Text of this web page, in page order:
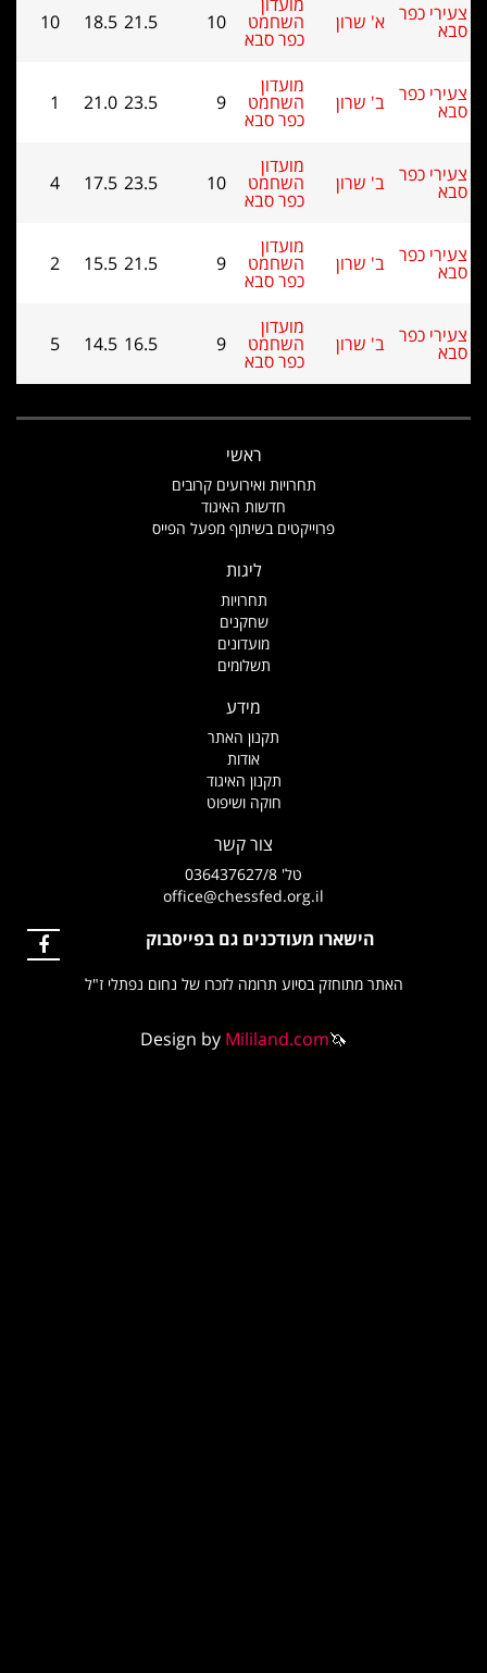
כפר א' שרון השחמט
כפר סבא
10
18.5
10
כפר ב' שרון השחמט
כפר סבא
9
21.0
1
כפר ב' שרון השחמט
כפר סבא
10
17.5
4
כפר ב' שרון השחמט
כפר סבא
9
15.5
2
כפר ב' שרון השחמט
כפר סבא
9
14.5
5
תחרויות ואירועים קרובים
חדשות האיגוד
פרוייקטים בשיתוף מפעל הפייס
תחרויות
שחקנים
מועדונים
תשלומים
תקנון האתר
תקנון האיגוד
חוקה ושיפוט
צור קשר
office@chessfed.org.il
הישארו מעודכנים גם בפייסבוק
האתר מתוחזק בסיוע תרומה לזכרו של נחום נפתלי ז"ל
Design byMililand.com